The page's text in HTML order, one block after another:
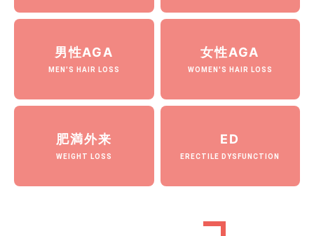
男性AGA
MEN'S HAIR LOSS
女性AGA
WOMEN'S HAIR LOSS
肥満外来
WEIGHT LOSS
ED
ERECTILE DYSFUNCTION